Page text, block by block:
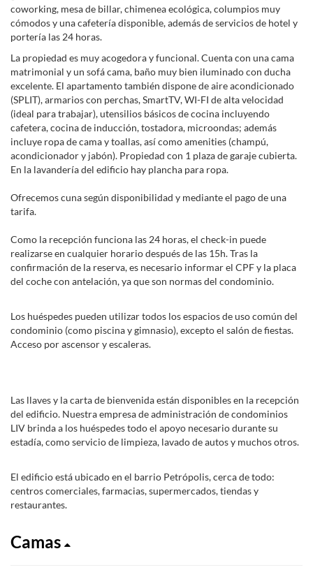
coworking, mesa de billar, chimenea ecológica, columpios muy
cómodos y una cafetería disponible, además de servicios de hotel y
portería las 24 horas.
La propiedad es muy acogedora y funcional. Cuenta con una cama
matrimonial y un sofá cama, baño muy bien iluminado con ducha
excelente. El apartamento también dispone de aire acondicionado
(SPLIT), armarios con perchas, SmartTV, WI-FI de alta velocidad
(ideal para trabajar), utensilios básicos de cocina incluyendo
cafetera, cocina de inducción, tostadora, microondas; además
incluye ropa de cama y toallas, así como amenities (champú,
acondicionador y jabón). Propiedad con 1 plaza de garaje cubierta.
En la lavandería del edificio hay plancha para ropa.
Ofrecemos cuna según disponibilidad y mediante el pago de una
tarifa.
Como la recepción funciona las 24 horas, el check-in puede
realizarse en cualquier horario después de las 15h. Tras la
confirmación de la reserva, es necesario informar el CPF y la placa
del coche con antelación, ya que son normas del condominio.
Los huéspedes pueden utilizar todos los espacios de uso común del
condominio (como piscina y gimnasio), excepto el salón de fiestas.
Acceso por ascensor y escaleras.
Las llaves y la carta de bienvenida están disponibles en la recepción
del edificio. Nuestra empresa de administración de condominios
LIV brinda a los huéspedes todo el apoyo necesario durante su
estadía, como servicio de limpieza, lavado de autos y muchos otros.
El edificio está ubicado en el barrio Petrópolis, cerca de todo:
centros comerciales, farmacias, supermercados, tiendas y
restaurantes.
Camas